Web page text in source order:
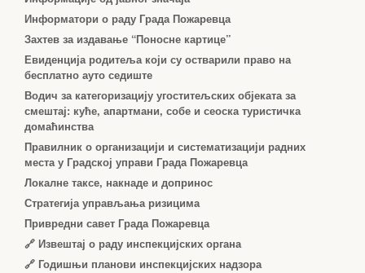
Информатори о раду Града Пожаревца
Захтев за издавање “Поносне картице”
Евиденција родитеља који су остварили право на
бесплатно ауто седиште
Водич за категоризацију угоститељских објеката за
смештај: куће, апартмани, собе и сеоска туристичка
домаћинства
Правилник о организацији и систематизацији радних
места у Градској управи Града Пожаревца
Локалне таксе, накнаде и допринос
Стратегија управљања ризицима
Привредни савет Града Пожаревца
🔗 Извештај о раду инспекцијских органа
🔗 Годишњи планови инспекцијских надзора